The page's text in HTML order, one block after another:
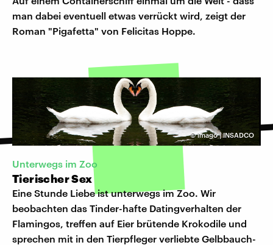
man dabei eventuell etwas verrückt wird, zeigt der
Roman "Pigafetta" von Felicitas Hoppe.
©imago | INSADCO
Unterwegs im Zoo
Tierischer Sex
Eine Stunde Liebe ist unterwegs im Zoo. Wir
beobachten das Tinder-hafte Datingverhalten der
Flamingos, treffen auf Eier brütende Krokodile und
sprechen mit in den Tierpfleger verliebte Gelbbauch-